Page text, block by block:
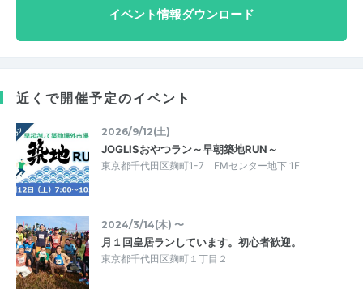
イベント情報ダウンロード
近くで開催予定のイベント
2026/9/12(土)
JOGLISおやつラン～早朝築地RUN～
東京都千代田区麹町1-7 FMセンター地下 1F
2024/3/14(木) 〜
月１回皇居ランしています。初心者歓迎。
東京都千代田区麹町１丁目２